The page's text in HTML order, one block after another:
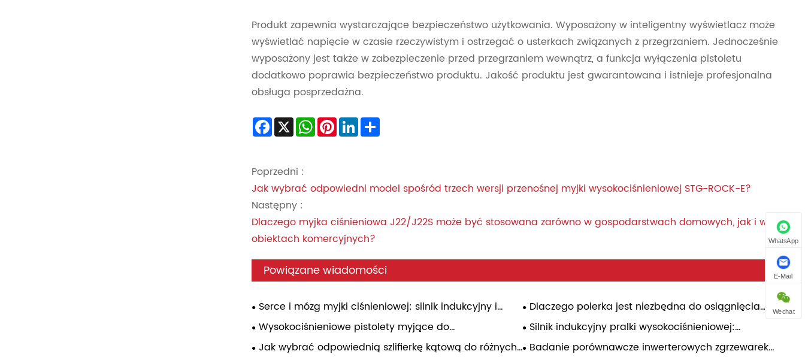
Produkt zapewnia wystarczające bezpieczeństwo użytkowania. Wyposażony w inteligentny wyświetlacz może
wyświetlać napięcie w czasie rzeczywistym i ostrzegać o usterkach związanych z przegrzaniem. Jednocześnie
wyposażony jest także w zabezpieczenie przed przegrzaniem wewnątrz, a funkcja wyłączenia pistoletu
dodatkowo poprawia bezpieczeństwo produktu. Jakość produktu jest gwarantowana i istnieje profesjonalna
obsługa posprzedażna.
Facebook
X WhatsApp
PinterestLinkedIn
Poprzedni :
Jak wybrać odpowiedni model spośród trzech wersji przenośnej myjki wysokociśnieniowej STG-ROCK-E?
Następny :
Dlaczego myjka ciśnieniowa J22/J22S może być stosowana zarówno w gospodarstwach domowych, jak i w
obiektach komercyjnych?
Powiązane wiadomości
Serce i mózg myjki ciśnieniowej: silnik indukcyjny i
regulator ciśnienia – praktyczny przewodnik
Dlaczego polerka jest niezbędna do osiągnięcia
profesjonalnego efektu wykończenia powierzchni
Wysokociśnieniowe pistolety myjące do
automatycznego detalowania: dopasowywanie
Silnik indukcyjny pralki wysokociśnieniowej:
kompleksowa analiza
Jak wybrać odpowiednią szlifierkę kątową do różnych
Badanie porównawcze inwerterowych zgrzewarek
WhatsApp
E-Mail
Wechat